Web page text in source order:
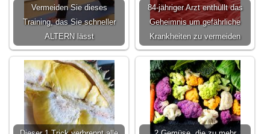
Vermeiden Sie dieses
Training, das Sie schneller
ALTERN lässt
84-jähriger Arzt enthüllt das
Geheimnis um gefährliche
Krankheiten zu vermeiden